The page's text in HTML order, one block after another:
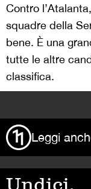
Contro
squadre della
bene. È una
tutte le altre
classifica.
Leggi
Undici,